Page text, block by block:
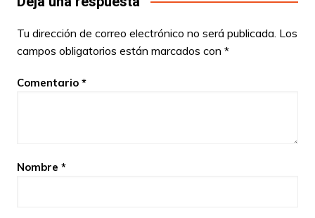
Tu dirección de correo electrónico no será publicada. Los
campos obligatorios están marcados con *
Comentario *
Nombre *